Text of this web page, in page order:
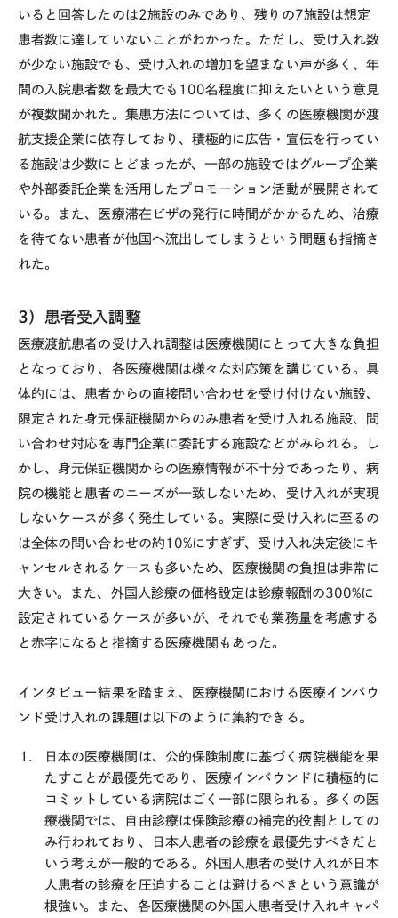
いると回答したのは2施設のみであり、残りの7施設は想定
患者数に達していないことがわかった。ただし、受け入れ数
が少ない施設でも、受け入れの増加を望まない声が多く、年
間の入院患者数を最大でも 100名程度に抑えたいという意見
が複数聞かれた。集患方法については、多くの医療機関が渡
航支援企業に依存しており、積極的に広告・宣伝を行ってい
る施設は少数にとどまったが、一部の施設ではグループ企業
や外部委託企業を活用したプロモーション活動が展開されて
いる。また、医療滞在ビザの発行に時間がかかるため、治療
を待てない患者が他国へ流出してしまうという問題も指摘さ
れた。
3）患者受入調整
医療渡航患者の受け入れ調整は医療機関にとって大きな負担
となっており、各医療機関は様々な対応策を講じている。具
体的には、患者からの直接問い合わせを受け付けない施設、
限定された身元保証機関からのみ患者を受け入れる施設、問
い合わせ対応を専門企業に委託する施設などがみられる。し
かし、身元保証機関からの医療情報が不十分であったり、病
院の機能と患者のニーズが一致しないため、受け入れが実現
しないケースが多く発生している。実際に受け入れに至るの
は全体の問い合わせの約 10%にすぎず、受け入れ決定後にキ
ャンセルされるケースも多いため、医療機関の負担は非常に
大きい。また、外国人診療の価格設定は診療報酬の300%に
設定されているケースが多いが、それでも業務量を考慮する
と赤字になると指摘する医療機関もあった。
インタビュー結果を踏まえ、医療機関における医療インバウ
ンド受け入れの課題は以下のように集約できる。
日本の医療機関は、公的保険制度に基づく病院機能を果
たすことが最優先であり、医療インバウンドに積極的に
コミットしている病院はごく一部に限られる。多くの医
療機関では、自由診療は保険診療の補完的役割としての
み行われており、日本人患者の診療を最優先すべきだと
いう考えが一般的である。外国人患者の受け入れが日本
人患者の診療を圧迫することは避けるべきという意識が
根強い。また、各医療機関の外国人患者受け入れキャパ